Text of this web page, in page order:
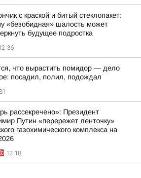
с краской и битый стеклопакет:
«безобидная» шалость может
будущее подростка
что вырастить помидор — дело
посадил, полил, подождал
рассекречено»: Президент
Путин «перережет ленточку»
газохимического комплекса на
12:18